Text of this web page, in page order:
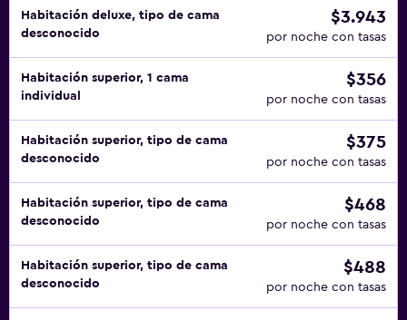
Habitación deluxe, tipo de cama
desconocido
$3.943
por noche con tasas
Habitación superior, 1 cama
individual
$356
por noche con tasas
Habitación superior, tipo de cama
desconocido
$375
por noche con tasas
Habitación superior, tipo de cama
desconocido
$468
por noche con tasas
Habitación superior, tipo de cama
desconocido
$488
por noche con tasas